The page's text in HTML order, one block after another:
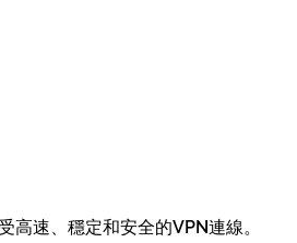
高速、穩定和安全的VPN連線。